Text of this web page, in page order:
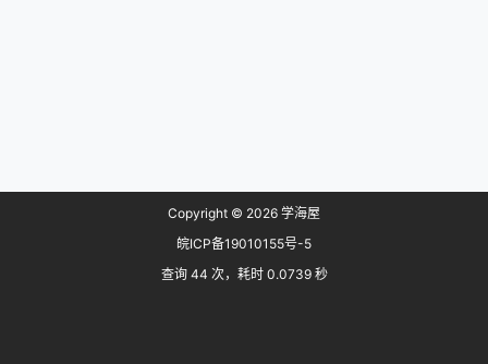
Copyright © 2026 学海屋
皖ICP备19010155号-5
查询 44 次，耗时 0.0739 秒